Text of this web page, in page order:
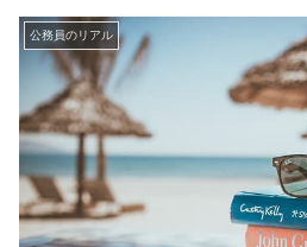
公務員のリアル